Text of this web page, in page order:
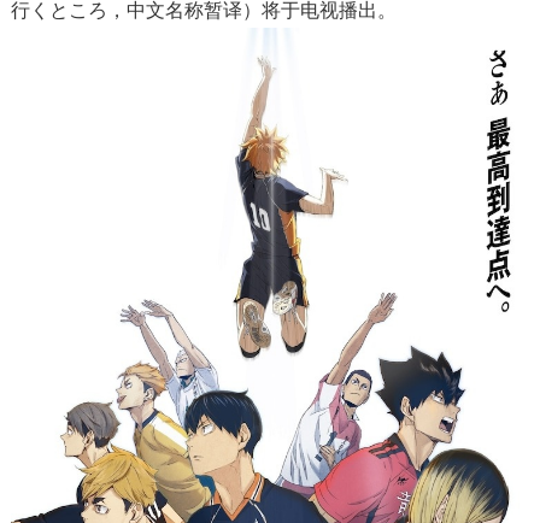
行くところ，中文名称暂译）将于电视播出。